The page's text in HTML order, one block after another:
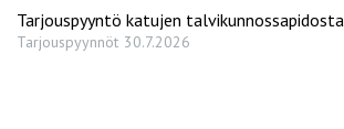
Tarjouspyyntö katujen talvikunnossapidosta
Tarjouspyynnöt 30.7.2026